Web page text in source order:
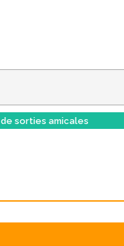
de sorties amicales